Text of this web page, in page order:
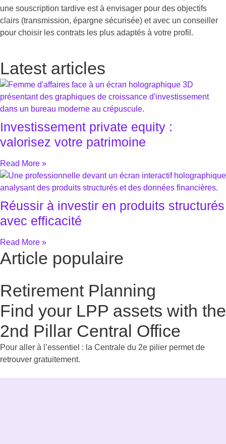
une souscription tardive est à envisager pour des objectifs
clairs (transmission, épargne sécurisée) et avec un conseiller
pour choisir les contrats les plus adaptés à votre profil.
Latest articles
Investissement private equity :
valorisez votre patrimoine
Read More »
Réussir à investir en produits structurés
avec efficacité
Read More »
Article populaire
Retirement Planning
Find your LPP assets with the
2nd Pillar Central Office
Pour aller à l’essentiel : la Centrale du 2e pilier permet de
retrouver gratuitement.